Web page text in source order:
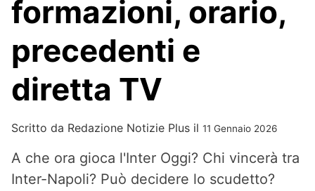
formazioni, orario,
precedenti e
diretta TV
Scritto da Redazione Notizie Plus il 11 Gennaio 2026
A che ora gioca l'Inter Oggi? Chi vincerà tra
Inter-Napoli? Può decidere lo scudetto?